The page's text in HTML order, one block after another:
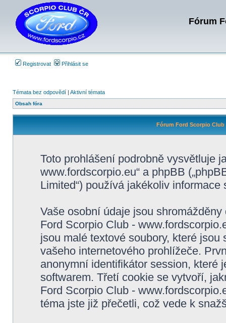
Fórum
Registrovat Přihlásit se
Témata bez odpovědí | Aktivní témata
Obsah fóra
Fórum Ford Scorpio
Toto prohlášení podrobně vysvětluje
www.fordscorpio.eu“ a phpBB
Limited“) používá jakékoliv
Vaše osobní údaje jsou
Ford Scorpio Club -
jsou malé textové soubory, které
vašeho internetového prohlížeče.
anonymní identifikátor session, které
softwarem. Třetí cookie se vytvoří,
Ford Scorpio Club -
téma jste již přečetli, což vede k